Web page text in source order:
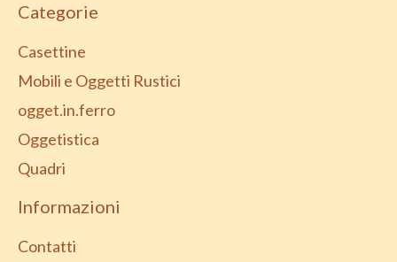
Categorie
Casettine
Mobili e Oggetti Rustici
ogget.in.ferro
Oggetistica
Quadri
Informazioni
Contatti